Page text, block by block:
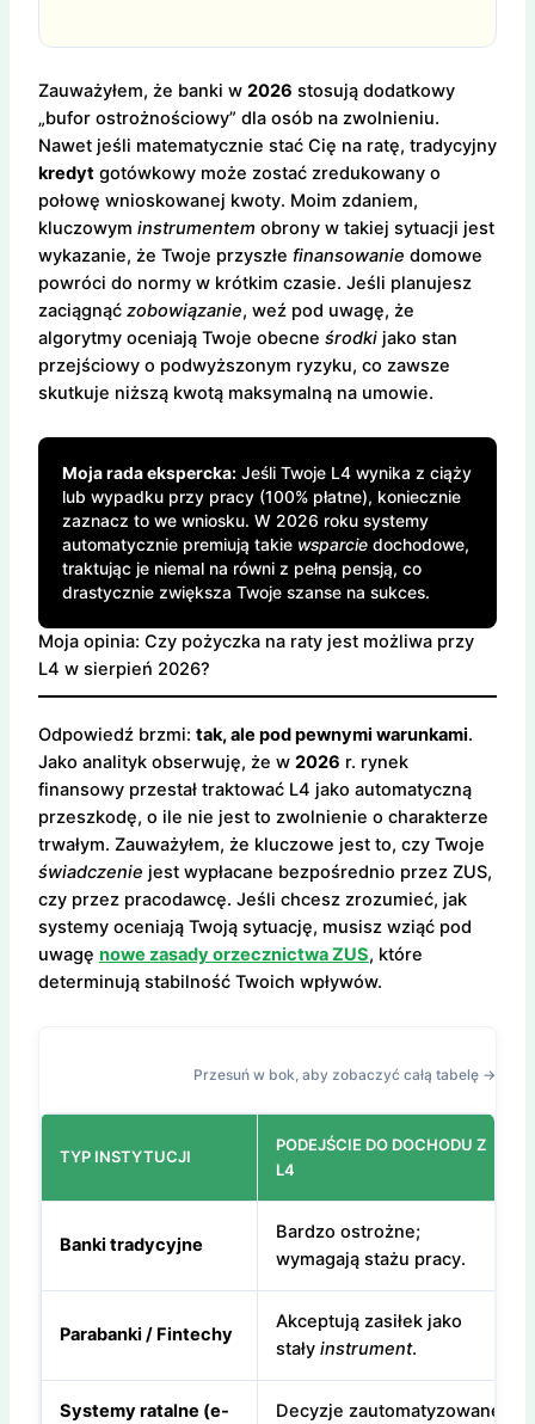
Zauważyłem, że banki w 2026 stosują dodatkowy
„bufor ostrożnościowy” dla osób na zwolnieniu.
Nawet jeśli matematycznie stać Cię na ratę, tradycyjny
kredytgotówkowy może zostać zredukowany o
połowę wnioskowanej kwoty. Moim zdaniem,
kluczowym instrumentem obrony w takiej sytuacji jest
wykazanie, że Twoje przyszłe finansowanie domowe
powróci do normy w krótkim czasie. Jeśli planujesz
zaciągnąć zobowiązanie, weź pod uwagę, że
algorytmy oceniają Twoje obecne środkijako stan
przejściowy o podwyższonym ryzyku, co zawsze
skutkuje niższą kwotą maksymalną na umowie.
Moja rada ekspercka:Jeśli Twoje L4 wynika z ciąży
lub wypadku przy pracy (100% płatne), koniecznie
zaznacz to we wniosku. W 2026 roku systemy
automatycznie premiują takie wsparciedochodowe,
traktując je niemal na równi z pełną pensją, co
drastycznie zwiększa Twoje szanse na sukces.
Moja opinia: Czy pożyczka na raty jest możliwa przy
L4 w sierpień 2026?
Odpowiedź brzmi: tak, ale pod pewnymi warunkami.
Jako analityk obserwuję, że w 2026 r. rynek
finansowy przestał traktować L4 jako automatyczną
przeszkodę, o ile nie jest to zwolnienie o charakterze
trwałym. Zauważyłem, że kluczowe jest to, czy Twoje
świadczenie jest wypłacane bezpośrednio przez ZUS,
czy przez pracodawcę. Jeśli chcesz zrozumieć, jak
systemy oceniają Twoją sytuację, musisz wziąć pod
uwagę nowe zasady orzecznictwa ZUS, które
determinują stabilność Twoich wpływów.
Przesuń w bok, aby zobaczyć całą tabelę →
TYP INSTYTUCJI
PODEJŚCIE DO DOCHODU Z
L4
Banki tradycyjne
Bardzo ostrożne;
wymagają stażu pracy.
Parabanki / Fintechy
Akceptują zasiłek jako
stały instrument.
Systemy ratalne (e-
Decyzje zautomatyzowane